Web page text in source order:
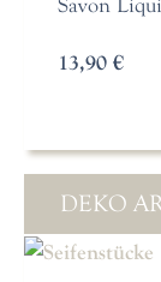
Savon
13,90 €
DEKO